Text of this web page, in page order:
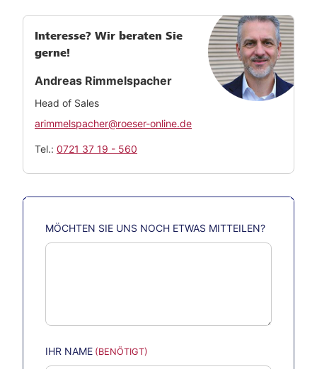
Interesse? Wir beraten Sie
gerne!
Andreas Rimmelspacher
Head of Sales
arimmelspacher@roeser-online.de
Tel.: 0721 37 19 - 560
MÖCHTEN SIE UNS NOCH ETWAS MITTEILEN?
IHR NAME